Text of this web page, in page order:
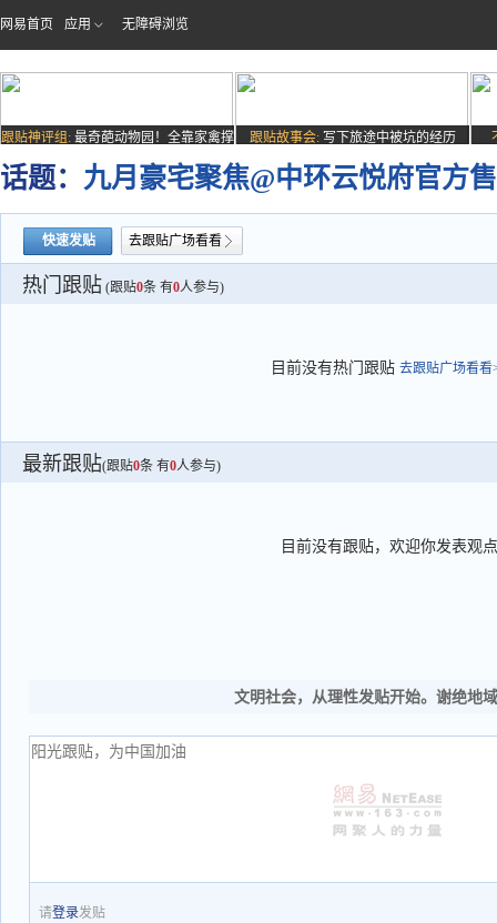
网易首页 应用 无障碍浏览
跟贴神评组: 最奇葩动物园！全靠家禽撑
场子
跟贴故事会: 写下旅途中被坑的经历
话题： 九月豪宅聚焦@中环云悦府官方
快速发贴 去跟贴广场看看
热门跟贴 (跟贴0条 有0人参与)
目前没有热门跟贴 去跟贴广场看看
最新跟贴(跟贴0条 有0人参与)
目前没有跟贴，欢迎你发表观点
文明社会，从理性发贴开始。谢绝地
请登录发贴